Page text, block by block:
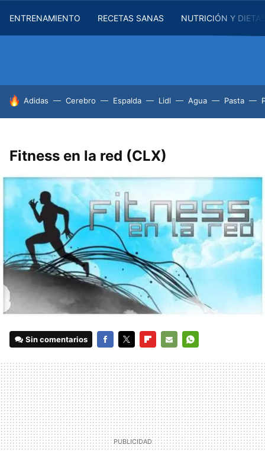
ENTRENAMIENTO RECETAS SANAS NUTRICIÓN Y
HOY SE HABLA DE
Adidas Cerebro Espalda Lidl Agua Pasta
Fitness en la red (CLX)
Sin comentarios
MAIL